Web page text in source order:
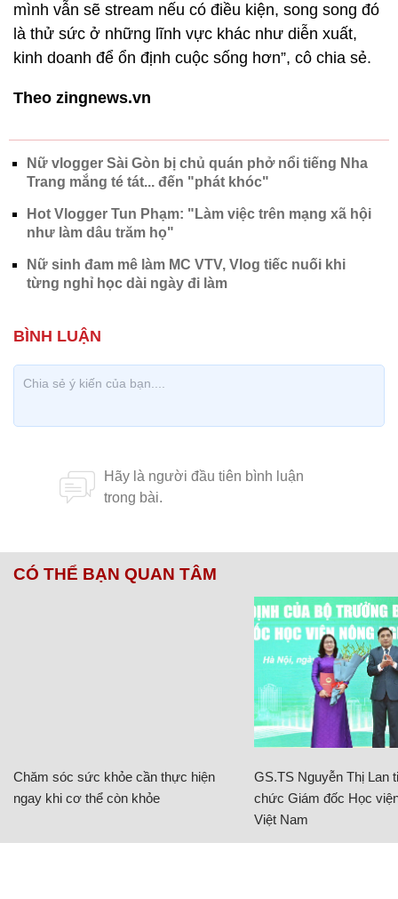
mình vẫn sẽ stream nếu có điều kiện, song song đó
là thử sức ở những lĩnh vực khác như diễn xuất,
kinh doanh để ổn định cuộc sống hơn”, cô chia sẻ.
Theo zingnews.vn
Nữ vlogger Sài Gòn bị chủ quán phở nổi tiếng Nha
Trang mắng té tát... đến "phát khóc"
Hot Vlogger Tun Phạm: "Làm việc trên mạng xã hội
như làm dâu trăm họ"
Nữ sinh đam mê làm MC VTV, Vlog tiếc nuối khi
từng nghỉ học dài ngày đi làm
CÓ THỂ BẠN QUAN TÂM
Chăm sóc sức khỏe cần thực hiện
ngay khi cơ thể còn khỏe
GS.TS Nguyễn Thị Lan
chức Giám đốc Học
Việt Nam